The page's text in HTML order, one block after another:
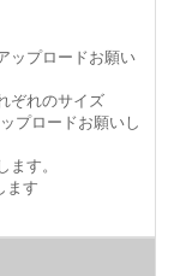
ップロードお願い
ぞれのサイズ
プロードお願いし
ます。
ます